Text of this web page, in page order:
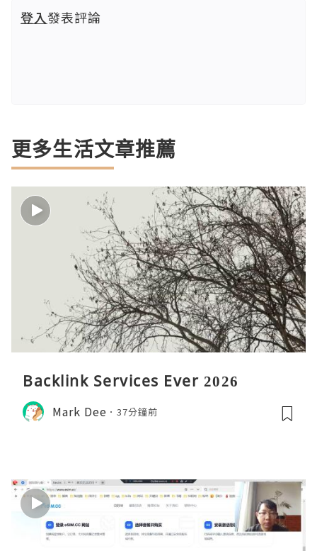
登入發表評論
更多生活文章推薦
Backlink Services Ever 2026
Mark Dee 37分鐘前